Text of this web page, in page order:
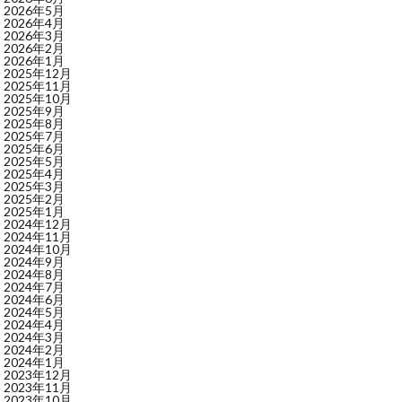
2026年5月
2026年4月
2026年3月
2026年2月
2026年1月
2025年12月
2025年11月
2025年10月
2025年9月
2025年8月
2025年7月
2025年6月
2025年5月
2025年4月
2025年3月
2025年2月
2025年1月
2024年12月
2024年11月
2024年10月
2024年9月
2024年8月
2024年7月
2024年6月
2024年5月
2024年4月
2024年3月
2024年2月
2024年1月
2023年12月
2023年11月